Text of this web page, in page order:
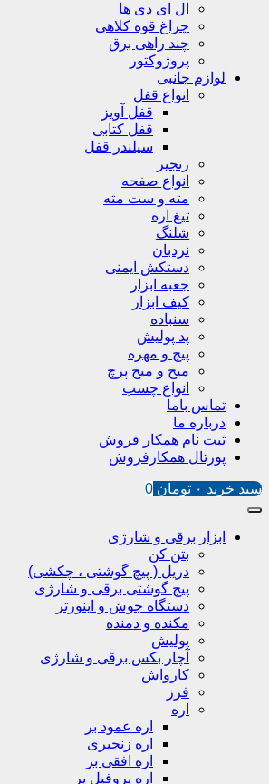
ال ای دی ها
چراغ قوه کلاهی
چند راهی برق
پروژوکتور
لوازم جانبی
انواع قفل
قفل آویز
قفل کتابی
سیلندر قفل
زنجیر
انواع صفحه
مته و ست مته
تیغ اره
شلنگ
نردبان
دستکش ایمنی
جعبه ابزار
کیف ابزار
سنباده
پد پولیش
پیچ و مهره
میخ و میخ پرچ
انواع چسب
تماس باما
درباره ما
ثبت نام همکار فروش
پورتال همکارفروش
سبد خرید ۰ تومان 0
ابزار برقی و شارژی
بتن کن
دریل ( پیچ گوشتی ، چکشی)
پیچ گوشتی برقی و شارژی
دستگاه جوش و اینورتر
مکنده و دمنده
پولیش
آچار بکس برقی و شارژی
کارواش
فرز
اره
اره عمود بر
اره زنجیری
اره افقی بر
اره پروفیل پر